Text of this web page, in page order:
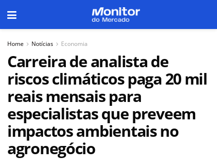
Home Notícias Economia
Carreira de analista de
riscos climáticos paga 20 mil
reais mensais para
especialistas que preveem
impactos ambientais no
agronegócio